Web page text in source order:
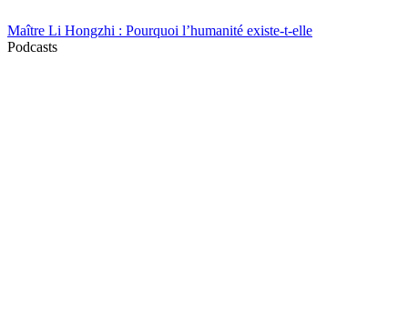
Maître Li Hongzhi : Pourquoi l’humanité existe-t-elle
Podcasts